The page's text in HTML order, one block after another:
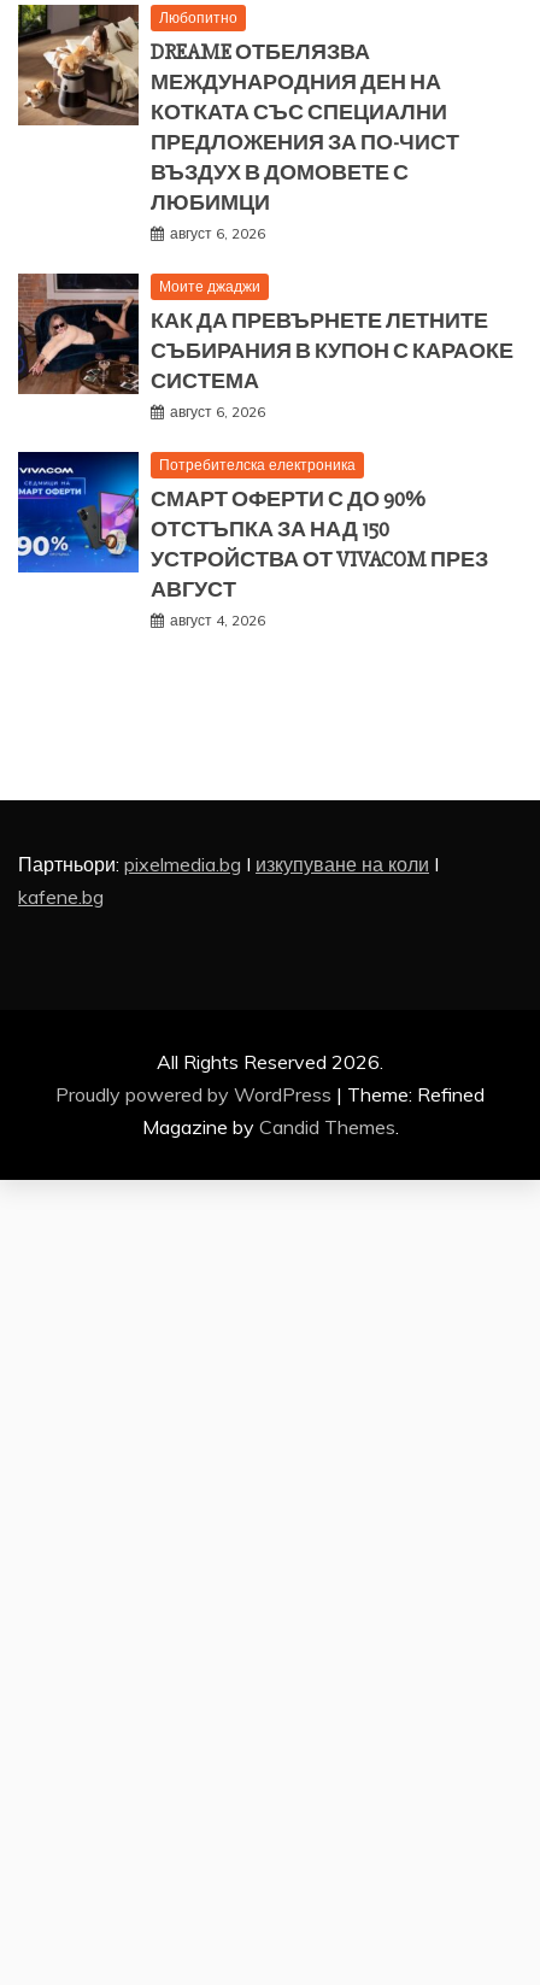
Любопитно
DREAME ОТБЕЛЯЗВА
МЕЖДУНАРОДНИЯ ДЕН НА
КОТКАТА СЪС СПЕЦИАЛНИ
ПРЕДЛОЖЕНИЯ ЗА ПО-ЧИСТ
ВЪЗДУХ В ДОМОВЕТЕ С
ЛЮБИМЦИ
август 6, 2026
Моите джаджи
КАК ДА ПРЕВЪРНЕТЕ ЛЕТНИТЕ
СЪБИРАНИЯ В КУПОН С КАРАОКЕ
СИСТЕМА
август 6, 2026
Потребителска електроника
СМАРТ ОФЕРТИ С ДО 90%
ОТСТЪПКА ЗА НАД 150
УСТРОЙСТВА ОТ VIVACOM ПРЕЗ
АВГУСТ
август 4, 2026
Партньори: pixelmedia.bg I изкупуване на коли I
kafene.bg
All Rights Reserved 2026.
Proudly powered by WordPress | Theme: Refined
Magazine by Candid Themes.